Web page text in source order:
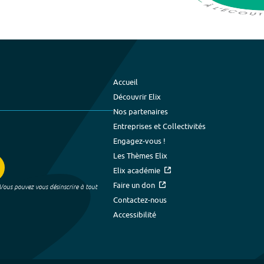
pouvez vous désinscrire à tout
Accueil
Découvrir Elix
Nos partenaires
Entreprises et Collectivités
Engagez-vous !
Les Thèmes Elix
Elix académie
Faire un don
Contactez-nous
Accessibilité